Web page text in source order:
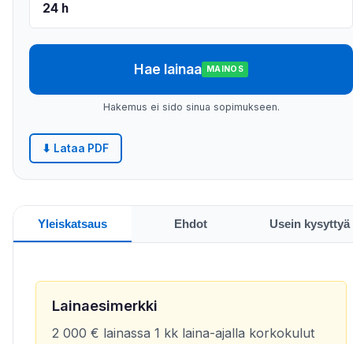
24 h
Hae lainaa MAINOS
Hakemus ei sido sinua sopimukseen.
⬇ Lataa PDF
Yleiskatsaus Ehdot Usein kysyttyä
Lainaesimerkki
2 000 € lainassa 1 kk laina-ajalla korkokulut